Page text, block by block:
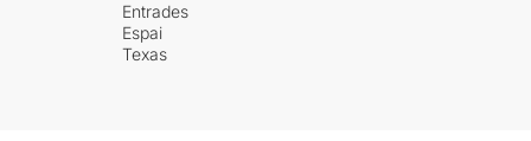
Entrades
Espai
Texas